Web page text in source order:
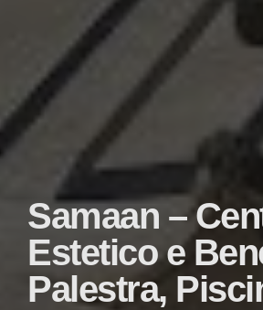
Samaan –
Estetico e
Palestra,